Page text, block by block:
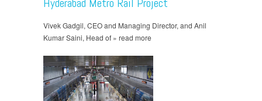
Vivek Gadgil, CEO and Managing Director, and Anil
Kumar Saini, Head of » read more